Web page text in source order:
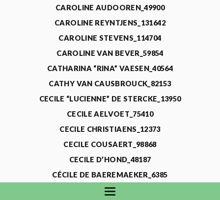
CAROLINE AUDOOREN_49900
CAROLINE REYNTJENS_131642
CAROLINE STEVENS_114704
CAROLINE VAN BEVER_59854
CATHARINA “RINA” VAESEN_40564
CATHY VAN CAUSBROUCK_82153
CECILE “LUCIENNE” DE STERCKE_13950
CECILE AELVOET_75410
CECILE CHRISTIAENS_12373
CECILE COUSAERT_98868
CECILE D’HOND_48187
CÉCILE DE BAEREMAEKER_6385
CECILE DE WAELE_4731